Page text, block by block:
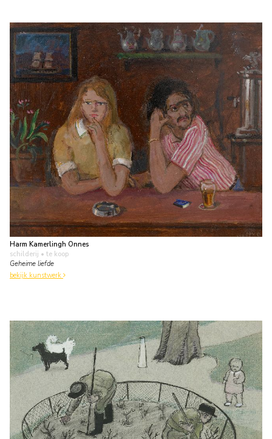
Harm Kamerlingh Onnes
schilderij • te koop
Geheime liefde
bekijk kunstwerk